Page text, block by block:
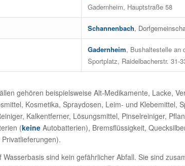
Gadernheim, Hauptstraße 58
Schannenbach,
Gadernheim, Bushaltestelle an
Sportplatz, Raidelbacherstr. 31-
gehören beispielsweise Alt-Medikamente, Lacke,
Kosmetika, Spraydosen, Leim- und Klebemittel,
Kalkentferner, Lösungsmittel, Pinselreiniger,
(keineAutobatterien), Bremsflüssigkeit,
sind kein gefährlicher Abfall. Sie sind